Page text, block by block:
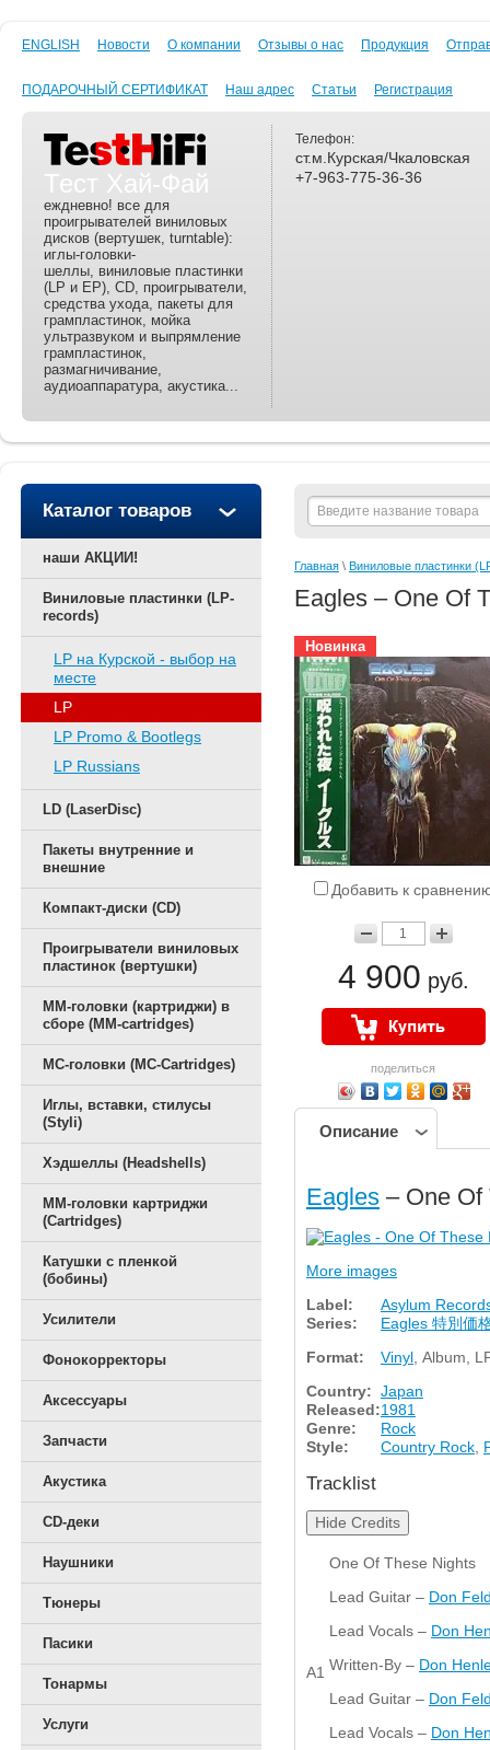
ENGLISH Новости О компании Отзывы о нас Продукция
ПОДАРОЧНЫЙ СЕРТИФИКАТ Наш адрес Статьи Регистрация
Тест Хай-Фай
еждневно! все для
проигрывателей виниловых
дисков (вертушек, turntable):
иглы-головки-
шеллы, виниловые пластинки
(LP и EP), CD, проигрыватели,
средства ухода, пакеты для
грампластинок, мойка
ультразвуком и выпрямление
грампластинок,
размагничивание,
аудиоаппаратура, акустика...
Телефон:
ст.м.Курская/Чкаловская
+7-963-775-36-36
Каталог товаров
наши АКЦИИ!
Виниловые пластинки (LP-
records)
LP на Курской - выбор на
месте
LP
LP Promo & Bootlegs
LP Russians
LD (LaserDisc)
Пакеты внутренние и
внешние
Компакт-диски (CD)
Проигрыватели виниловых
пластинок (вертушки)
ММ-головки (картриджи) в
сборе (MM-cartridges)
MC-головки (MC-Cartridges)
Иглы, вставки, стилусы
(Styli)
Хэдшеллы (Headshells)
ММ-головки картриджи
(Cartridges)
Катушки с пленкой
(бобины)
Усилители
Фонокорректоры
Аксессуары
Запчасти
Акустика
CD-деки
Наушники
Тюнеры
Пасики
Тонармы
Услуги
Главная \ Виниловые пластинки
Eagles – One Of
Новинка
Добавить к
4 900 руб.
поделиться
Описание
Eagles – One Of
More images
Label:
Asylum
Series:
Eagles 特別価
Format:
Vinyl , Album,
Country: Japan
Released:1981
Genre:
Rock
Style:
Country Rock
Tracklist
Hide Credits
A1
One Of These Nights
Lead Guitar – Don
Lead Vocals – Don
Written-By – Don
Lead Guitar – Don
Lead Vocals – Don